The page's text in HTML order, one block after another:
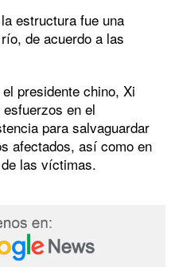
estructura fue una
de acuerdo a las
presidente chino, Xi
en el
para salvaguardar
afectados, así como en
las víctimas.